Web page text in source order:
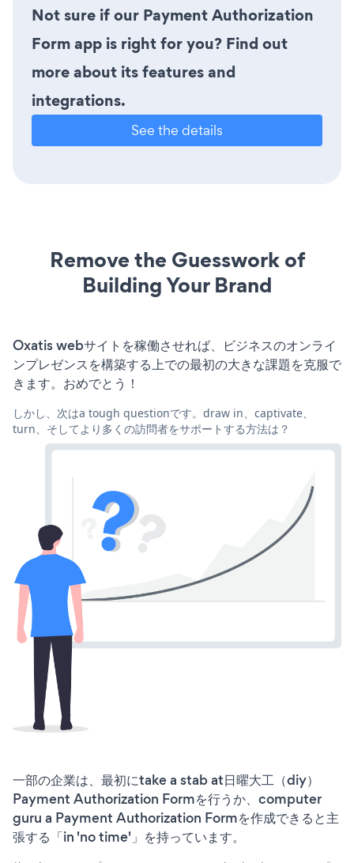
Not sure if our Payment Authorization
Form app is right for you? Find out
more about its features and
integrations.
See the details
Remove the Guesswork of
Building Your Brand
Oxatis webサイトを稼働させれば、ビジネスのオンライ
ンプレゼンスを構築する上での最初の大きな課題を克服で
きます。おめでとう！
しかし、次はa tough questionです。draw in、captivate、
turn、そしてより多くの訪問者をサポートする方法は？
一部の企業は、最初にtake a stab at日曜大工（diy）
Payment Authorization Formを行うか、computer
guru a Payment Authorization Formを作成できると主
張する「in 'no time'」を持っています。